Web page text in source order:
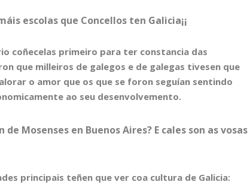
escolas que Concellos ten Galicia¡¡
coñecelas primeiro para ter constancia das
que milleiros de galegos e de galegas tivesen que
o amor que os que se foron seguían sentindo
ao seu desenvolvemento.
Mosenses en Buenos Aires? E cales son as vosas
principais teñen que ver coa cultura de Galicia: